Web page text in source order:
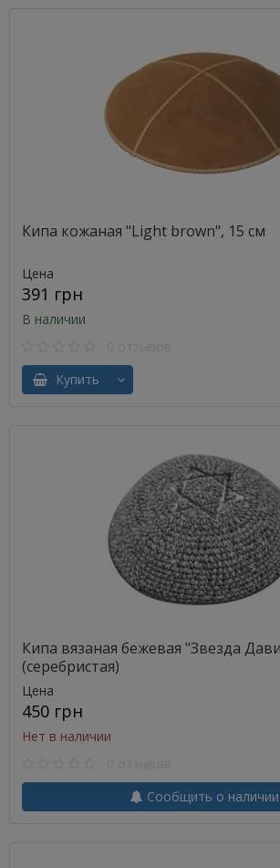
Кипа кожаная "Light brown", 15 см
Цена
391 грн
В наличии
Купить
Кипа вязаная бежевая "Звезда
(серебристая)
Цена
450 грн
Нет в наличии
Сообщить о наличии